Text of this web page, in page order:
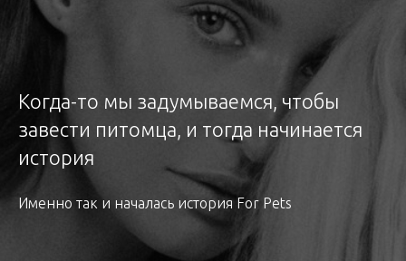
Когда-то мы задумываемся, чтобы
завести питомца, и тогда начинается
история
Именно так и началась история For Pets